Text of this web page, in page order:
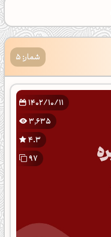
شمار: 5
1402/10/11
3,635
4.3
97